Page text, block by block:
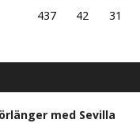
437 42 31
med Sevilla